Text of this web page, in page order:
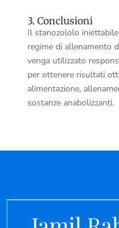
3. Conclusioni
Il stanozololo
regime di allenamento
venga utilizzato
per ottenere risultati
alimentazione,
sostanze anabolizzanti.